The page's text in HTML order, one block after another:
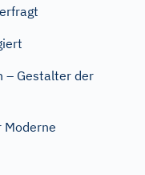
– Gestalter der
Moderne